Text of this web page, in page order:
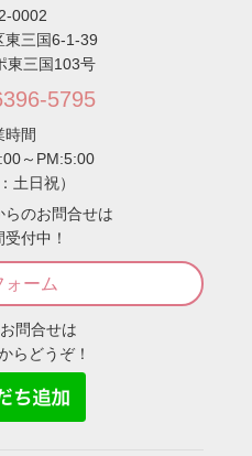
0002
東三国6-1-39
東三国103号
5795
時間
～PM:5:00
土日祝）
のお問合せは
受付中！
ォーム
問合せは
らどうぞ！